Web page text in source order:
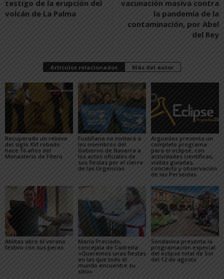
testigo de la erupción del
volcán de La Palma
vacunación masiva contra
la pandemia de la
contaminación, por Abel
del Rey
Artículos relacionados Más del autor
Recuperado un relieve
del siglo XVI robado
hace 16 años del
Monasterio de Fitero
Fustiñana no invitará a
los miembros del
Gobierno de Navarra a
los actos oficiales de
sus fiestas por el cierre
de las Urgencias
Arguedas presenta un
completo programa
para el eclipse, con
actividades científicas,
visitas guiadas,
concierto y observación
de las Perseidas
Ablitas abre el verano
festivo con sus peras
María Preciado,
concejala de Cadreita:
«Queremos unas fiestas
en las que todo el
mundo encuentre su
sitio»
Sendaviva presenta la
programación especial
del eclipse total de Sol
del 12 de agosto